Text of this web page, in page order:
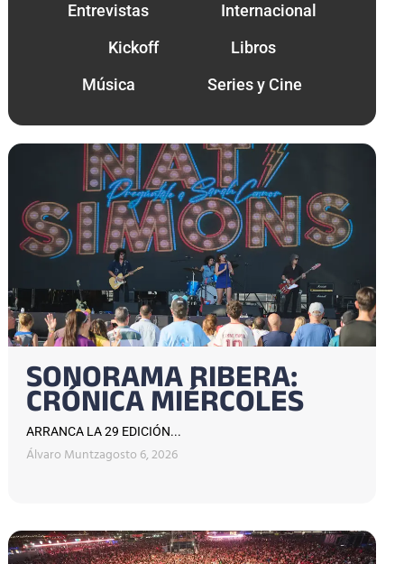
Entrevistas
Internacional
Kickoff
Libros
Música
Series y Cine
SONORAMA RIBERA:
CRÓNICA MIÉRCOLES
ARRANCA LA 29 EDICIÓN...
Álvaro Muntzagosto 6, 2026